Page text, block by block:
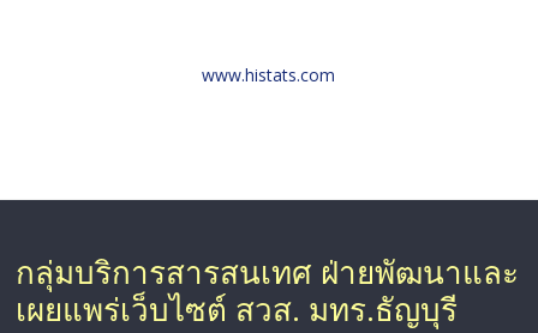
www.histats.com
กลุ่มบริการสารสนเทศ ฝ่ายพัฒนาและ
เผยแพร่เว็บไซต์ สวส. มทร.ธัญบุรี